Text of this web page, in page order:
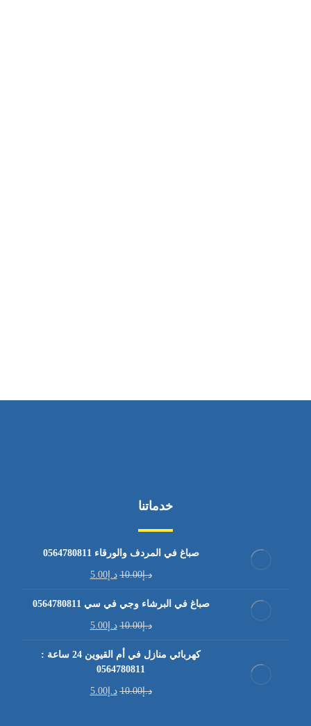
خدماتنا
صباغ في المردف والورقاء 0564780811
د.إ10.00 د.إ5.00
صباغ في البرشاء وجي في سي 0564780811
د.إ10.00 د.إ5.00
كهربائي منازل في أم القيوين 24 ساعة :
0564780811
د.إ10.00 د.إ5.00